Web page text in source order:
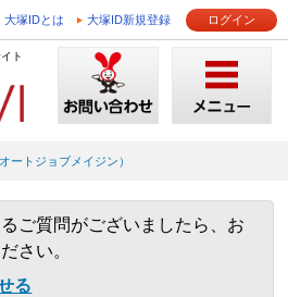
大塚IDとは 大塚ID新規登録 ログイン
ト
ートジョブメイジン）
ご質問がございましたら、お
さい。
る